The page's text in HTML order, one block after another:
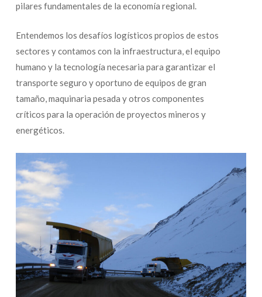
pilares fundamentales de la economía regional.
Entendemos los desafíos logísticos propios de estos
sectores y contamos con la infraestructura, el equipo
humano y la tecnología necesaria para garantizar el
transporte seguro y oportuno de equipos de gran
tamaño, maquinaria pesada y otros componentes
críticos para la operación de proyectos mineros y
energéticos.